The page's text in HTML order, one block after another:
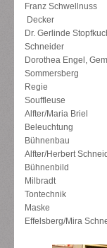
Franz Schwellnuss
Decker
Dr. Gerlinde
Schneider
Dorothea Engel,
Sommersberg
Regie
Alfter/Maria Briel
Beleuchtung
Alfter/Herbert
Milbradt
Effelsberg/Mira